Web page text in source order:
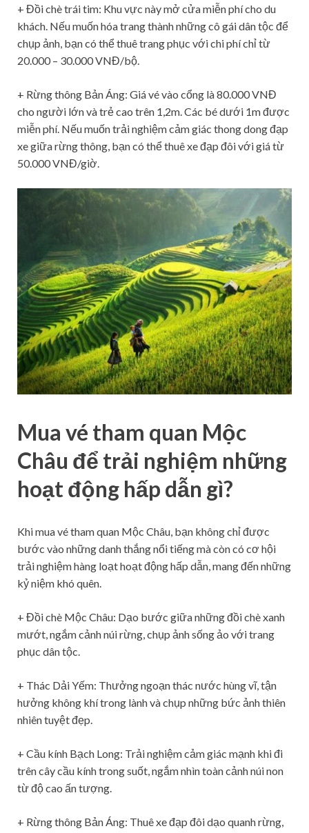
+ Đồi chè trái tim: Khu vực này mở cửa miễn phí cho du
khách. Nếu muốn hóa trang thành những cô gái dân tộc để
chụp ảnh, bạn có thể thuê trang phục với chi phí chỉ từ
20.000 – 30.000 VNĐ/bộ.
+ Rừng thông Bản Áng: Giá vé vào cổng là 80.000 VNĐ
cho người lớn và trẻ cao trên 1,2m. Các bé dưới 1m được
miễn phí. Nếu muốn trải nghiệm cảm giác thong dong đạp
xe giữa rừng thông, bạn có thể thuê xe đạp đôi với giá từ
50.000 VNĐ/giờ.
Mua vé tham quan Mộc
Châu để trải nghiệm những
hoạt động hấp dẫn gì?
Khi mua vé tham quan Mộc Châu, bạn không chỉ được
bước vào những danh thắng nổi tiếng mà còn có cơ hội
trải nghiệm hàng loạt hoạt động hấp dẫn, mang đến những
kỷ niệm khó quên.
+ Đồi chè Mộc Châu: Dạo bước giữa những đồi chè xanh
mướt, ngắm cảnh núi rừng, chụp ảnh sống ảo với trang
phục dân tộc.
+ Thác Dải Yếm: Thưởng ngoạn thác nước hùng vĩ, tận
hưởng không khí trong lành và chụp những bức ảnh thiên
nhiên tuyệt đẹp.
+ Cầu kính Bạch Long: Trải nghiệm cảm giác mạnh khi đi
trên cây cầu kính trong suốt, ngắm nhìn toàn cảnh núi non
từ độ cao ấn tượng.
+ Rừng thông Bản Áng: Thuê xe đạp đôi dạo quanh rừng,